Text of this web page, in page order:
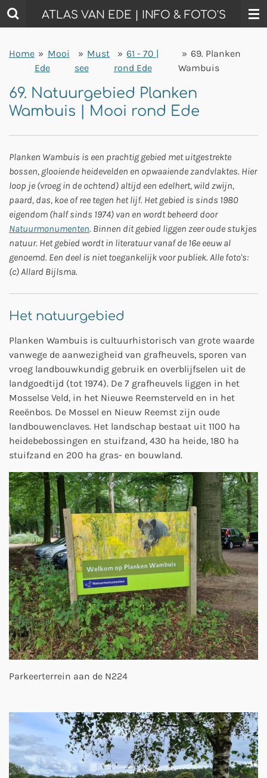
Ga
direct
de
hoofdinhoud
ATLAS VAN EDE | INFO & FOTO'S
Home » Mooi
Ede
» Must
see
» 61 - 70 |
rond Ede
» 69. Planken
Wambuis
69. Natuurgebied Planken
Wambuis | Mooi rond Ede
Planken Wambuis is een prachtig gebied met uitgestrekte
bossen, glooiende heidevelden en opwaaiende zandvlaktes. Hier
loop je (vroeg in de ochtend) altijd een edelhert, wild zwijn,
paard, das, koe of ree tegen het lijf. Het gebied is sinds 1980
eigendom (half sinds 1974) van en wordt beheerd door
Natuurmonumenten. Binnen dit gebied liggen zeer oude stukjes
natuur. Het gebied wordt in literatuur vanaf de 16e eeuw al
genoemd. Een deel is niet toegankelijk voor publiek. Alle foto's:
(c) Allard Bijlsma.
Het natuurgebied
Planken Wambuis is cultuurhistorisch van grote waarde
vanwege de aanwezigheid van grafheuvels, sporen van
vroeg landbouwkundig gebruik en overblijfselen uit de
landgoedtijd (tot 1974). De 7 grafheuvels liggen in het
Mosselse Veld, in het Nieuwe Reemsterveld en in het
Reeënbos. De Mossel en Nieuw Reemst zijn oude
landbouwenclaves. Het landschap bestaat uit 1100 ha
heidebebossingen en stuifzand, 430 ha heide, 180 ha
stuifzand en 200 ha gras- en bouwland.
Parkeerterrein aan de N224